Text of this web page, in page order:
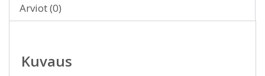
Arviot (0)
Kuvaus